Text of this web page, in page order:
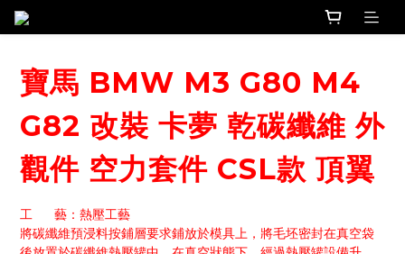
寶馬 BMW M3 G80 M4
G82 改裝 卡夢 乾碳纖維 外
觀件 空力套件 CSL款 頂翼
工      藝：熱壓工藝
將碳纖維預浸料按鋪層要求鋪放於模具上，將毛坯密封在真空袋